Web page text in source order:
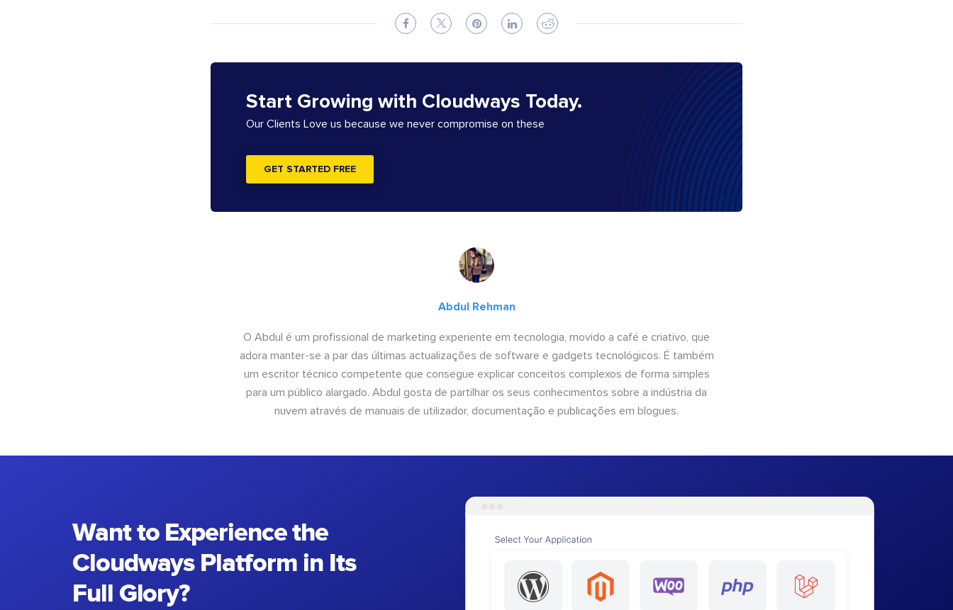
Start Growing with Cloudways Today.
Our Clients Love us because we never compromise on these
GET STARTED FREE
Abdul Rehman
O Abdul é um profissional de marketing experiente em tecnologia, movido a café e criativo, que
adora manter-se a par das últimas actualizações de software e gadgets tecnológicos. É também
um escritor técnico competente que consegue explicar conceitos complexos de forma simples
para um público alargado. Abdul gosta de partilhar os seus conhecimentos sobre a indústria da
nuvem através de manuais de utilizador, documentação e publicações em blogues.
Want to Experience the
Cloudways Platform in Its
Full Glory?